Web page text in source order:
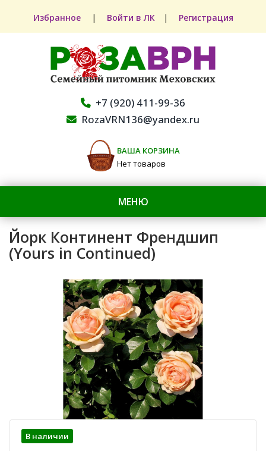
Избранное | Войти в ЛК | Регистрация
+7 (920) 411-99-36
RozaVRN136@yandex.ru
ВАША КОРЗИНА
Нет товаров
МЕНЮ
Йорк Континент Френдшип
(Yours in Continued)
В наличии